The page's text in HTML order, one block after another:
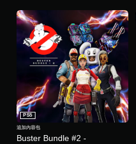
Buster Bundle #2 -
PS5
追加內容包